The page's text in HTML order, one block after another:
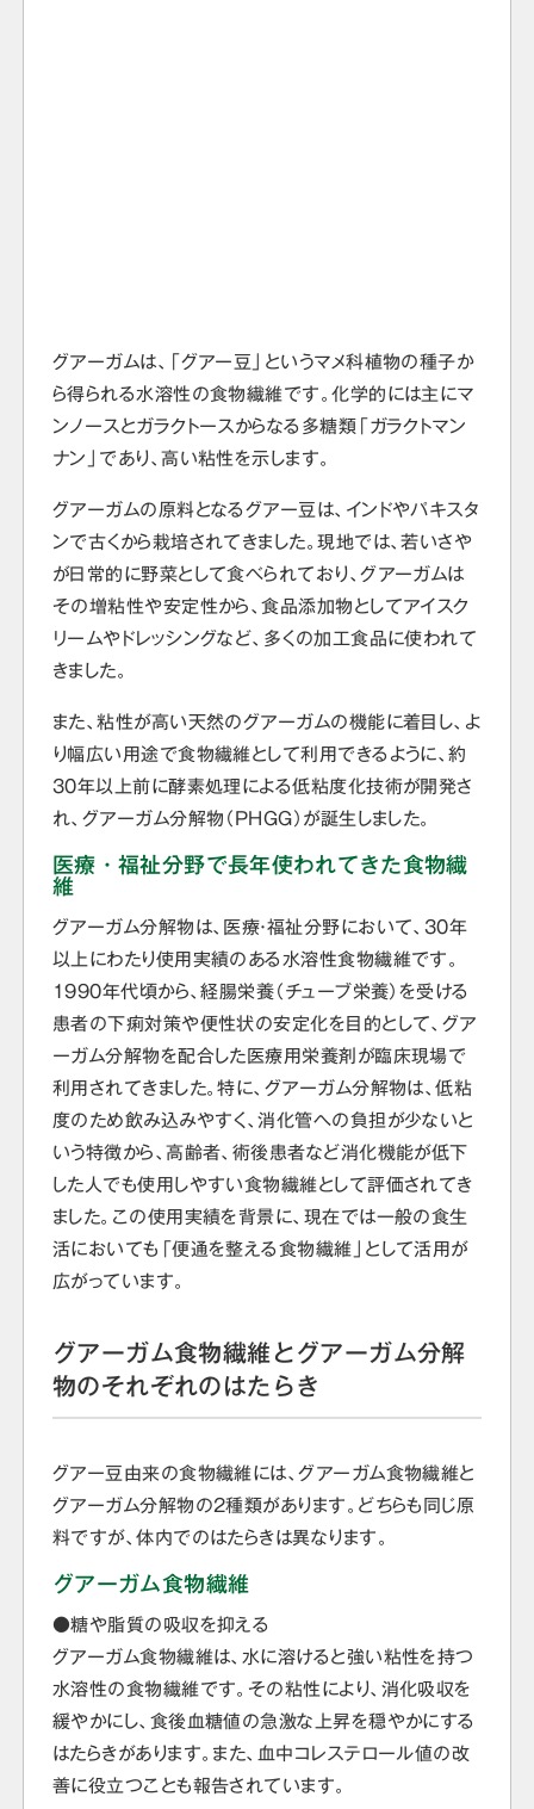
グアーガムは、「グアー豆」というマメ科植物の種子か
ら得られる水溶性の食物繊維です。化学的には主にマ
ンノースとガラクトースからなる多糖類「ガラクトマン
ナン」であり、高い粘性を示します。
グアーガムの原料となるグアー豆は、インドやパキスタ
ンで古くから栽培されてきました。現地では、若いさや
が日常的に野菜として食べられており、グアーガムは
その増粘性や安定性から、食品添加物としてアイスク
リームやドレッシングなど、多くの加工食品に使われて
きました。
また、粘性が高い天然のグアーガムの機能に着目し、よ
り幅広い用途で食物繊維として利用できるように、約
30年以上前に酵素処理による低粘度化技術が開発さ
れ、グアーガム分解物（PHGG）が誕生しました。
医療・福祉分野で長年使われてきた食物繊
維
グアーガム分解物は、医療・福祉分野において、30年
以上にわたり使用実績のある水溶性食物繊維です。
1990年代頃から、経腸栄養（チューブ栄養）を受ける
患者の下痢対策や便性状の安定化を目的として、グア
ーガム分解物を配合した医療用栄養剤が臨床現場で
利用されてきました。特に、グアーガム分解物は、低粘
度のため飲み込みやすく、消化管への負担が少ないと
いう特徴から、高齢者、術後患者など消化機能が低下
した人でも使用しやすい食物繊維として評価されてき
ました。この使用実績を背景に、現在では一般の食生
活においても「便通を整える食物繊維」として活用が
広がっています。
グアーガム食物繊維とグアーガム分解
物のそれぞれのはたらき
グアー豆由来の食物繊維には、グアーガム食物繊維と
グアーガム分解物の2種類があります。どちらも同じ原
料ですが、体内でのはたらきは異なります。
グアーガム食物繊維
●糖や脂質の吸収を抑える
グアーガム食物繊維は、水に溶けると強い粘性を持つ
水溶性の食物繊維です。その粘性により、消化吸収を
緩やかにし、食後血糖値の急激な上昇を穏やかにする
はたらきがあります。また、血中コレステロール値の改
善に役立つことも報告されています。